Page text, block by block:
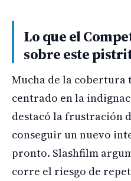
Lo que el
sobre este
Mucha de la cobertura
centrado en la
destacó la frustración
conseguir un nuevo
pronto. Slashfilm
corre el riesgo de